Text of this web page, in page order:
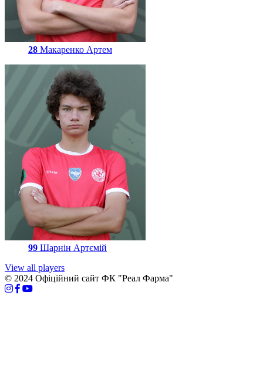
28 Макаренко Артем
99 Шарнін Артємій
View all players
© 2024 Офіційний сайт ФК "Реал Фарма"